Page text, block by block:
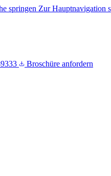
springen Zur Hauptnavigation
Broschüre anfordern